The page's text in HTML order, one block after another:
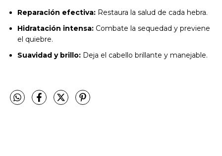
Reparación efectiva: Restaura la salud de cada hebra.
Hidratación intensa: Combate la sequedad y previene
el quiebre.
Suavidad y brillo: Deja el cabello brillante y manejable.